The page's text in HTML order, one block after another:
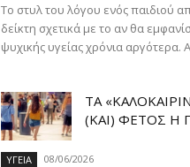
Το στυλ του λόγου ενός παιδιού
δείκτη σχετικά με το αν θα
ψυχικής υγείας χρόνια αργότερα.
ΤΑ
(ΚΑΙ) ΦΈΤΟΣ Η
ΥΓΕΙΑ 08/06/2026